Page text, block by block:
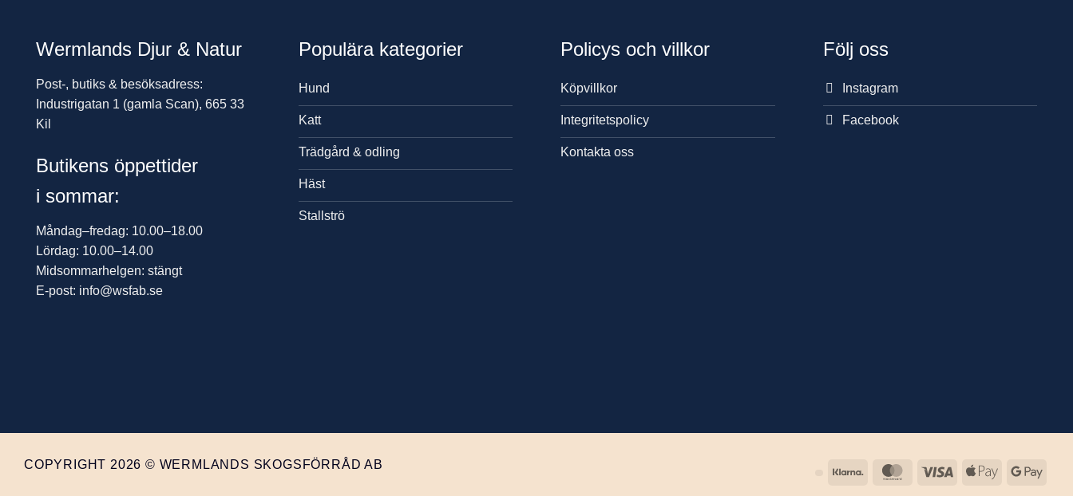
Wermlands Djur & Natur
Post-, butiks & besöksadress:
Industrigatan 1 (gamla Scan), 665 33
Kil
Butikens öppettider
i sommar:
Måndag–fredag: 10.00–18.00
Lördag: 10.00–14.00
Midsommarhelgen: stängt
E-post: info@wsfab.se
Populära kategorier
Hund
Katt
Trädgård & odling
Häst
Stallströ
Policys och villkor
Köpvillkor
Integritetspolicy
Kontakta oss
Följ oss
Instagram
Facebook
COPYRIGHT 2026 © WERMLANDS SKOGSFÖRRÅD AB Klarna MasterCard
Visa
Apple